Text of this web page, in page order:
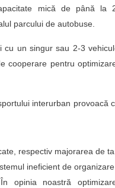
mică de până la
parcului de autobuse.
cu un singur sau 2-3
cooperare pentru
interurban provoacă
respectiv majorarea de
ineficient de
opinia noastră